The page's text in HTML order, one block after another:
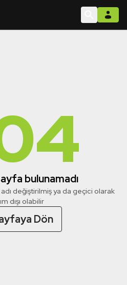
bulunamadı
adı değiştirilmiş ya da geçici olarak
dışı olabilir
Dön